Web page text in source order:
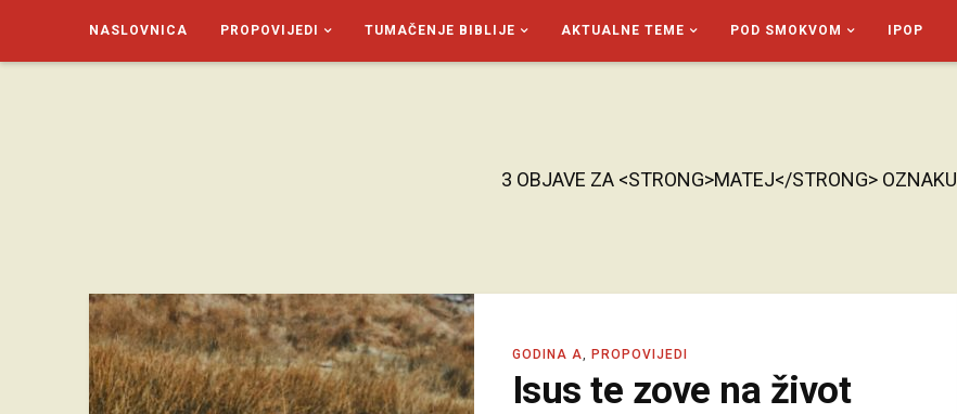
NASLOVNICA PROPOVIJEDI TUMAČENJE BIBLIJE AKTUALNE TEME POD SMOKVOM IPOP
3 OBJAVE ZA <STRONG>MATEJ</STRONG> OZNAKU
GODINA A, PROPOVIJEDI
Isus te zove na život